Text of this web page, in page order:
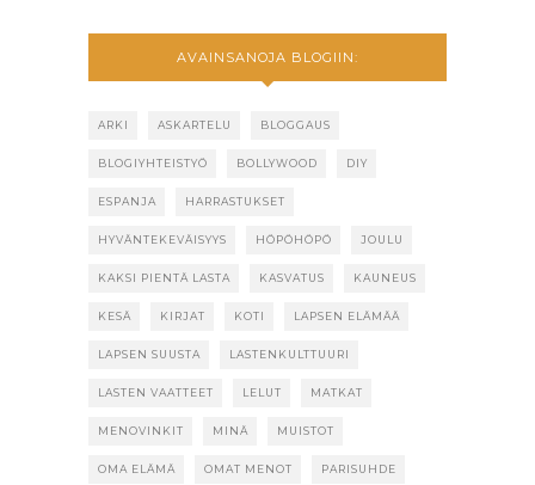
AVAINSANOJA BLOGIIN:
ARKI ASKARTELU BLOGGAUS
BLOGIYHTEISTYÖ BOLLYWOOD DIY
ESPANJA HARRASTUKSET
HYVÄNTEKEVÄISYYS HÖPÖHÖPÖ JOULU
KAKSI PIENTÄ LASTA KASVATUS KAUNEUS
KESÄ KIRJAT KOTI LAPSEN ELÄMÄÄ
LAPSEN SUUSTA LASTENKULTTUURI
LASTEN VAATTEET LELUT MATKAT
MENOVINKIT MINÄ MUISTOT
OMA ELÄMÄ OMAT MENOT PARISUHDE